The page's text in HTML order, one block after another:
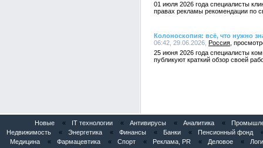
01 июля 2026 года специалисты
правах рекламы рекомендации по
Колоноскопия: всё, что нужно
06:42, 29.06.2026, Россия
25 июня 2026 года специалисты
публикуют краткий обзор своей
Новые « IT технологии « Антивирусы « Аналитика «
Недвижимость
« Энергетика « Финансы « Банки « Пенсионный фонд
Медицина
« Фармацевтика « Спорт « Реклама, PR « Деловое «